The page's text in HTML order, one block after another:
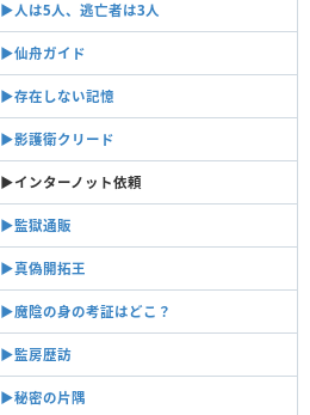
▶︎人は5人、逃亡者は3人
▶︎仙舟ガイド
▶︎存在しない記憶
▶︎影護衛クリード
▶︎インターノット依頼
▶︎監獄通販
▶︎真偽開拓王
▶︎魔陰の身の考証はどこ？
▶︎監房歴訪
▶︎秘密の片隅